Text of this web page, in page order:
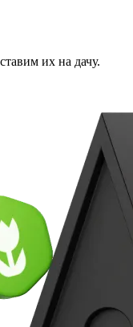
их на дачу.